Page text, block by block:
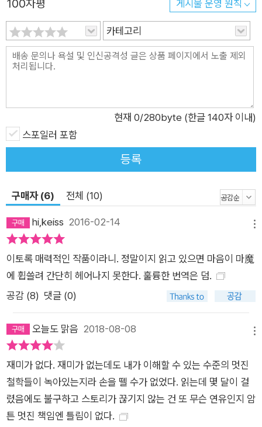
양 소설이자 성장 소설로 볼 수 있다. 카스토르프가 첫 번째로 만
나게 되는 <교육자>, 이탈리아인 세템브리니는 진보적이고 합
리적인 인문주의자로, 베르크호프의 음울한 마력에 빠져드는 카
스토르프를 <저 아래> 이성의 세계로 되돌려 보내려 많은 노력
이야말로 찬양해야 할 존재임을 역설한다. 대립할 수밖에 없는 존
재, 세템브리니와 나프타는 서로 끊임없이 언쟁을 벌이면서 한스
카스토르프를 <자신의 방식으로 교육시키고자> 시도한다. 한편
한스의 마음을 사로잡은 러시아 여인, 방종하고 퇴폐적인 쇼샤 부
부의 막바지에 등장하는 눈보라 장면은 백미 중의 백미로, 작품
토르프는 자신을 집어삼킬 듯 휘몰아치는 눈보라를 맞닥뜨리게
되고, 아무도 도와줄 이 없는 그곳에 갇혀 삶에 대한 애정과 그 중
요성을 깨닫는다. 하지만 베르크호프로 돌아왔을 때는 다시 그 단
조로움에 잠식되어 모든 깨달음을 잊게 된다. 바로 이때, 마지막
<교육자> 페퍼코른이 등장한다. 카스토르프에게 엄청난 혼란을
주는 이 인물은, 이 요양원과는 전혀 어울리지 않게 삶과 건강을
찬미하는 디오니소스적 인물이다. 한편, 애당초 카스토르프를 마
(魔)의 산으로 끌어들인 사촌 요아힘은 요양 규칙을 철두철미하
게 지키며 얼른 병이 회복되어 현실의 삶으로 복귀하게 되기를 끊
임없이 소망한다. 도무지 퇴원을 원하기는 하는지 모를 <환자>
들이 가득한 요양원 베르크호프는 삶과 건강보다 죽음과 병이 더
인정받는 세계이다. 병세가 심각한 이들일수록 특별대우를 받으
100자평 게시물 운영 원칙
카테고리
현재 0/280byte (한글 140자 이내)
스포일러 포함
등록
구매자 (6) 전체 (10)
hi,keiss 2016-02-14
이토록 매력적인 작품이라니. 정말이지 읽고 있으면 마음이 마魔
에 휩쓸려 간단히 헤어나지 못한다. 훌륭한 번역은 덤.
공감 (8) 댓글 (0)
오늘도 맑음 2018-08-08
재미가 없다. 재미가 없는데도 내가 이해할 수 있는 수준의 멋진
철학들이 녹아있는지라 손을 뗄 수가 없었다. 읽는데 몇 달이 걸
렸음에도 불구하고 스토리가 끊기지 않는 건 또 무슨 연유인지 암
튼 멋진 책임엔 틀림이 없다.